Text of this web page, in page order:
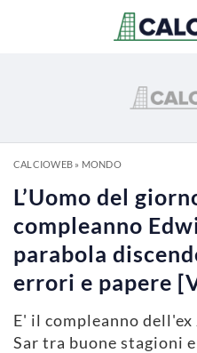
CALCIOWEB» MONDO
L’Uomo del
compleanno
parabola
errori e papere
E' il compleanno
Sar tra buone stagioni